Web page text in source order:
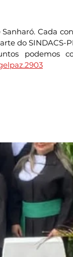
Cada
do SINDACS-
podemos